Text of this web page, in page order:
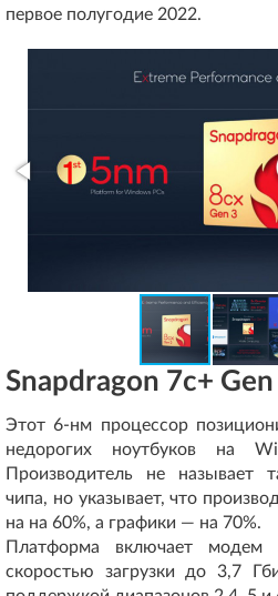
первое полугодие 2022.
Snapdragon 7c+ Gen
Этот 6-нм процессор
недорогих ноутбуков на
Производитель не называет
чипа, но указывает, что
на на 60%, а графики — на 70%.
Платформа включает
скоростью загрузки до 3,7